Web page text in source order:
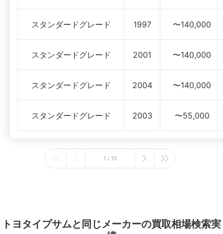
スタンダードグレード 1997 〜140,000
スタンダードグレード 2001 〜140,000
スタンダードグレード 2004 〜140,000
スタンダードグレード 2003 〜55,000
1 / 15
トヨタイプサムと同じメーカーの買取相場検索実